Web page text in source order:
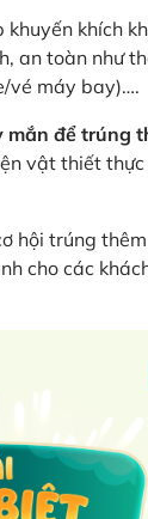
khuyến khích
an toàn như
vé máy bay)….
mắn để trúng
vật thiết
hội trúng
cho các